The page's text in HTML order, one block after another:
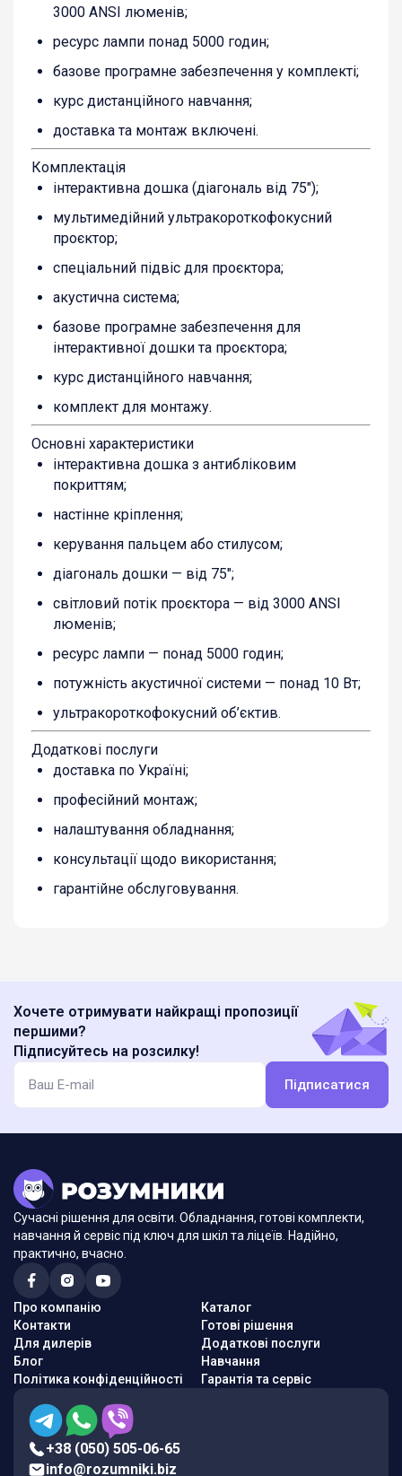
3000 ANSI люменів;
ресурс лампи понад 5000 годин;
базове програмне забезпечення у комплекті;
курс дистанційного навчання;
доставка та монтаж включені.
Комплектація
інтерактивна дошка (діагональ від 75″);
мультимедійний ультракороткофокусний
проєктор;
спеціальний підвіс для проєктора;
акустична система;
базове програмне забезпечення для
інтерактивної дошки та проєктора;
курс дистанційного навчання;
комплект для монтажу.
Основні характеристики
інтерактивна дошка з антибліковим
покриттям;
настінне кріплення;
керування пальцем або стилусом;
діагональ дошки — від 75″;
світловий потік проєктора — від 3000 ANSI
люменів;
ресурс лампи — понад 5000 годин;
потужність акустичної системи — понад 10 Вт;
ультракороткофокусний об’єктив.
Додаткові послуги
доставка по Україні;
професійний монтаж;
налаштування обладнання;
консультації щодо використання;
гарантійне обслуговування.
Хочете отримувати найкращі пропозиції
першими?
Підписуйтесь на розсилку!
Підписатися
Сучасні рішення для освіти. Обладнання, готові комплекти,
навчання й сервіс під ключ для шкіл та ліцеїв. Надійно,
практично, вчасно.
Про компанію
Контакти
Для дилерів
Блог
Політика конфіденційності
Каталог
Готові рішення
Додаткові послуги
Навчання
Гарантія та сервіс
+38 (050) 505-06-65
info@rozumniki.biz